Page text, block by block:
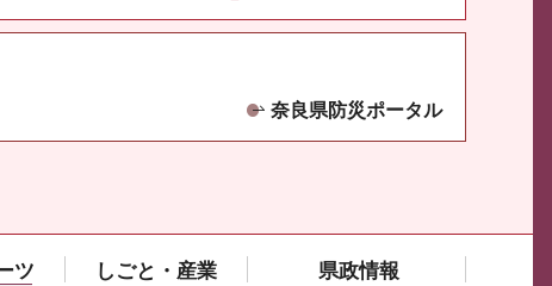
奈良県防災ポータル
ツ しごと・産業 県政情報